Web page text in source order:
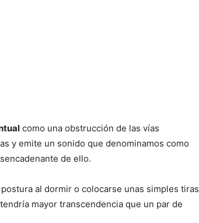
como una obstrucción de las vías
y emite un sonido que denominamos como
de ello.
al dormir o colocarse unas simples tiras
mayor transcendencia que un par de